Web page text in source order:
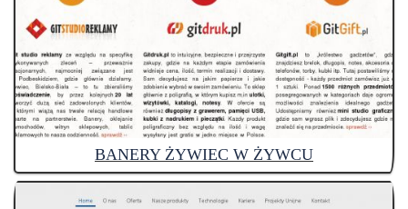
BANERY ŻYWIEC W ŻYWCU